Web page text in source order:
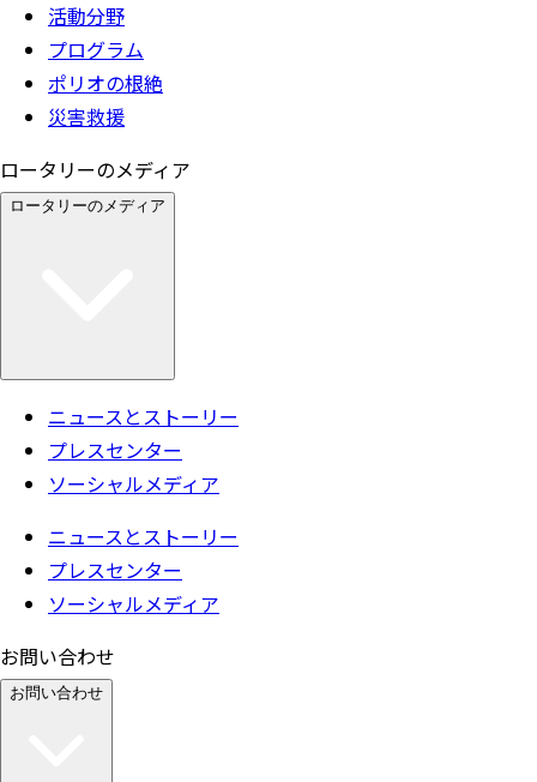
活動分野
プログラム
ポリオの根絶
災害救援
ロータリーのメディア
ロータリーのメディア
ニュースとストーリー
プレスセンター
ソーシャルメディア
ニュースとストーリー
プレスセンター
ソーシャルメディア
お問い合わせ
お問い合わせ